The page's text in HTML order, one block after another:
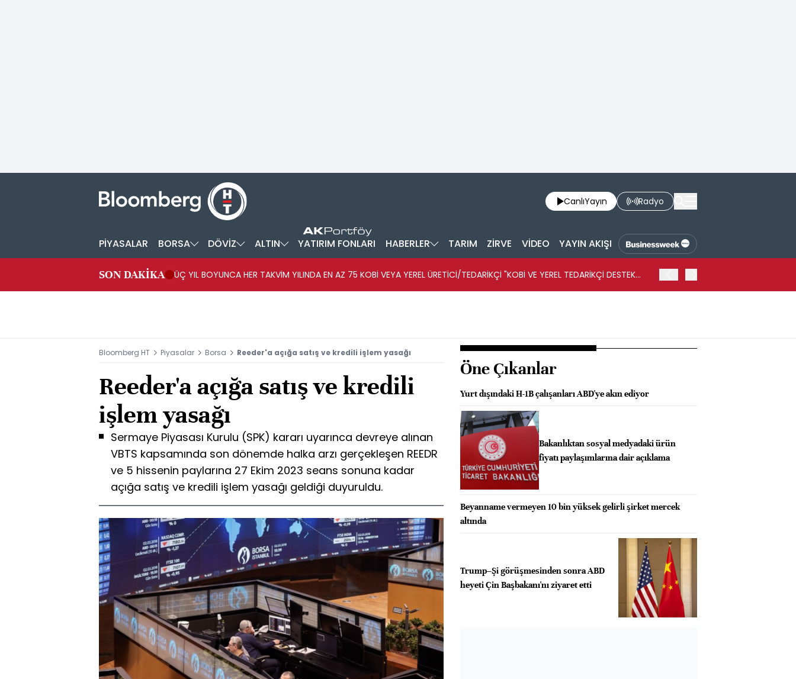
CanlıYayın Radyo
PİYASALAR BORSA DÖVİZ ALTIN YATIRIM FONLARI HABERLER TARIM ZİRVE VİDEO YAYIN AKIŞI
SON DAKİKA
ÜÇ YIL BOYUNCA HER TAKVİM YILINDA EN AZ 75 KOBİ VEYA YEREL ÜRETİCİ/TEDARİKÇİ "KOBİ VE YEREL TEDARİKÇİ DESTEK
Bloomberg HT Piyasalar Borsa Reeder'a açığa satış ve kredili işlem yasağı
Reeder'a açığa satış ve kredili
işlem yasağı
Sermaye Piyasası Kurulu (SPK) kararı uyarınca devreye alınan
VBTS kapsamında son dönemde halka arzı gerçekleşen REEDR
ve 5 hissenin paylarına 27 Ekim 2023 seans sonuna kadar
açığa satış ve kredili işlem yasağı geldiği duyuruldu.
Öne Çıkanlar
Yurt dışındaki H-1B çalışanları ABD'ye akın ediyor
Bakanlıktan sosyal medyadaki ürün
fiyatı paylaşımlarına dair açıklama
Beyanname vermeyen 10 bin yüksek gelirli şirket mercek
altında
Trump–Şi görüşmesinden sonra ABD
heyeti Çin Başbakanı'nı ziyaret etti